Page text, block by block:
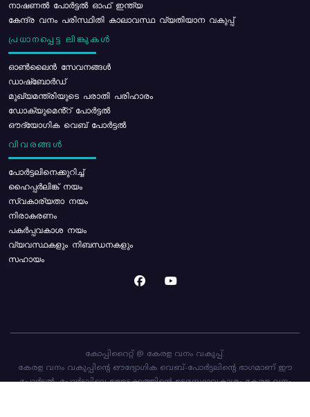
നാഷണൽ പോർട്ടൽ ഓഫ് ഇന്ത്യ
കേന്ദ്ര വനം പരിസ്ഥിതി കാലാവസ്ഥ വ്യതിയാന വകുപ്പ്
പ്രധാനപ്പെട്ട ലിങ്കുകൾ
ഓൺലൈൻ സേവനങ്ങൾ
ഡാഷ്ബോർഡ്
മുഖ്യമന്ത്രിയുടെ പരാതി പരിഹാരം
ഡോക്യുമെൻ്റ് പോർട്ടൽ
ഔദ്യോഗിക വെബ് പോർട്ടൽ
വിവരങ്ങൾ
പോര്‍ട്ടലിനെക്കുറിച്ച്
ഹൈപ്പർലിങ്ക് നയം
സ്വകാര്യതാ നയം
നിരാകരണം
പകർപ്പവകാശ നയം
വ്യവസ്ഥകളും നിബന്ധനകളും
സഹായം
കോപ്പിറൈറ്റ് @ കേരള വനം വകുപ്പ്.
കേരള വനം വകുപ്പിന്റെ ഔദ്യോഗിക വെബ്-പോർട്ടലിന്റെ ഭാഗമാണ് ഈ
പോർട്ടൽ. പോർട്ടലിലെ ഉള്ളടക്കത്തിന്റെ ഉടമസ്ഥാവകാശം കേരള വനം